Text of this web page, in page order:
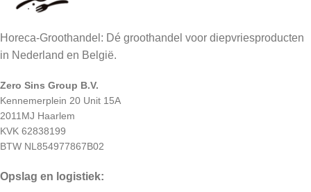
Horeca-Groothandel: Dé groothandel voor diepvriesproducten
in Nederland en België.
Zero Sins Group B.V.
Kennemerplein 20 Unit 15A
2011MJ Haarlem
KVK 62838199
BTW NL854977867B02
Opslag en logistiek: